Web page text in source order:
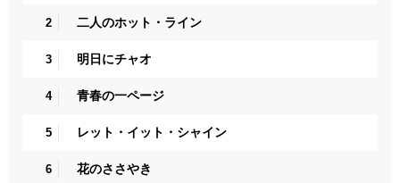
2 二人のホット・ライン
3 明日にチャオ
4 青春の一ページ
5 レット・イット・シャイン
6 花のささやき